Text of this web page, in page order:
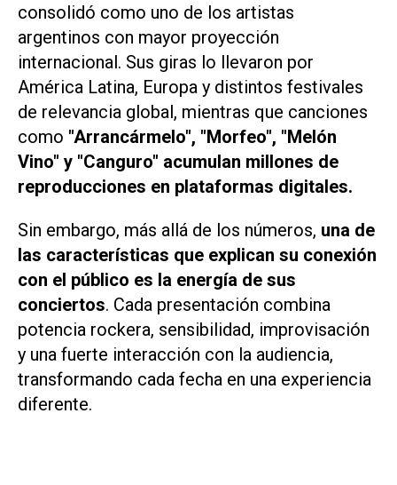
consolidó como uno de los artistas
argentinos con mayor proyección
internacional. Sus giras lo llevaron por
América Latina, Europa y distintos festivales
de relevancia global, mientras que canciones
como "Arrancármelo", "Morfeo", "Melón
Vino" y "Canguro" acumulan millones de
reproducciones en plataformas digitales.
Sin embargo, más allá de los números, una de
las características que explican su conexión
con el público es la energía de sus
conciertos. Cada presentación combina
potencia rockera, sensibilidad, improvisación
y una fuerte interacción con la audiencia,
transformando cada fecha en una experiencia
diferente.